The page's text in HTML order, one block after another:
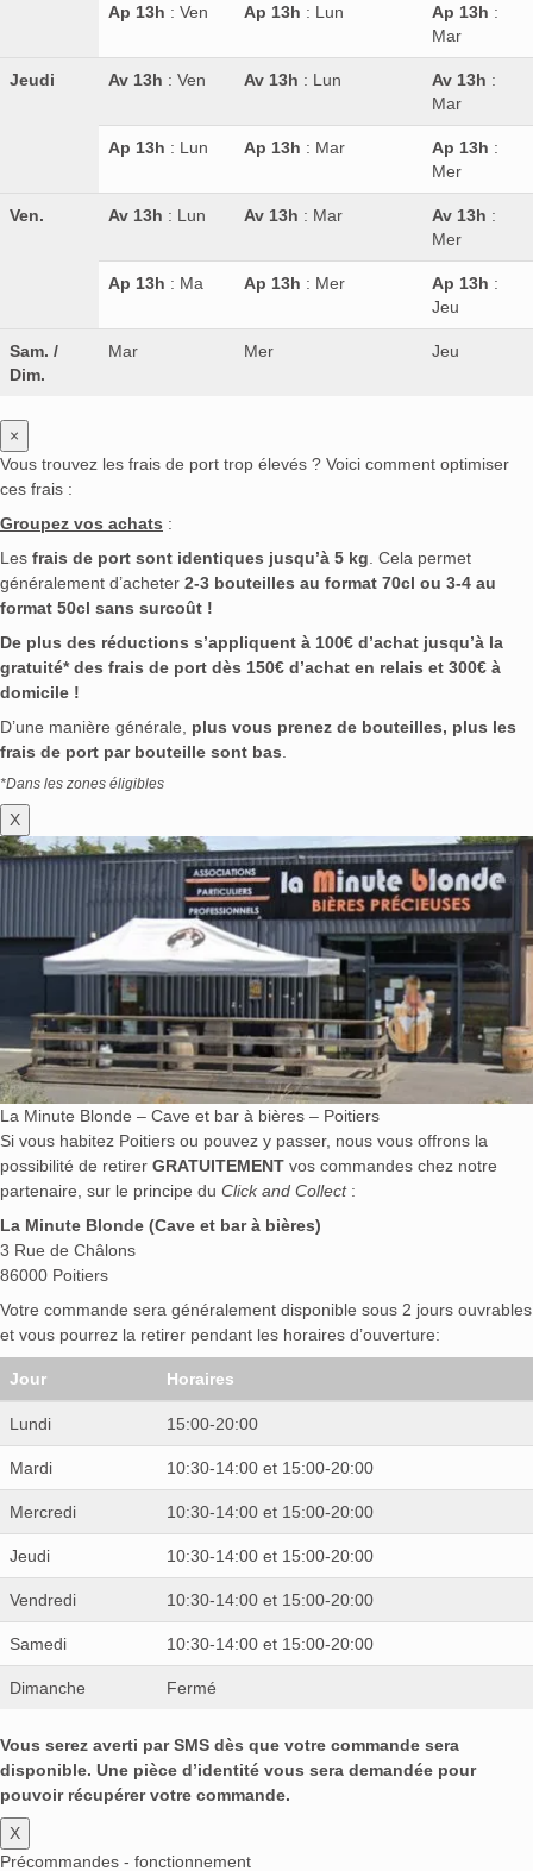
Ap 13h : Ven Ap 13h : Lun Ap 13h :
Mar
Jeudi Av 13h : Ven Av 13h : Lun Av 13h :
Mar
Ap 13h : Lun Ap 13h : Mar Ap 13h :
Mer
Ven. Av 13h : Lun Av 13h : Mar Av 13h :
Mer
Ap 13h : Ma Ap 13h : Mer Ap 13h :
Jeu
Sam. /
Dim.
Mar Mer Jeu
×
Vous trouvez les frais de port trop élevés ? Voici comment optimiser
ces frais :
Groupez vos achats :
Les frais de port sont identiques jusqu’à 5 kg. Cela permet
généralement d’acheter 2-3 bouteilles au format 70cl ou 3-4 au
format 50cl sans surcoût !
De plus des réductions s’appliquent à 100€ d’achat jusqu’à la
gratuité* des frais de port dès 150€ d’achat en relais et 300€ à
domicile !
D’une manière générale, plus vous prenez de bouteilles, plus les
frais de port par bouteille sont bas.
*Dans les zones éligibles
X
La Minute Blonde – Cave et bar à bières – Poitiers
Si vous habitez Poitiers ou pouvez y passer, nous vous offrons la
possibilité de retirer GRATUITEMENT vos commandes chez notre
partenaire, sur le principe du Click and Collect:
La Minute Blonde (Cave et bar à bières)
3 Rue de Châlons
86000 Poitiers
Votre commande sera généralement disponible sous 2 jours ouvrables
et vous pourrez la retirer pendant les horaires d’ouverture:
Jour Horaires
Lundi 15:00-20:00
Mardi 10:30-14:00 et 15:00-20:00
Mercredi 10:30-14:00 et 15:00-20:00
Jeudi 10:30-14:00 et 15:00-20:00
Vendredi 10:30-14:00 et 15:00-20:00
Samedi 10:30-14:00 et 15:00-20:00
Dimanche Fermé
Vous serez averti par SMS dès que votre commande sera
disponible. Une pièce d’identité vous sera demandée pour
pouvoir récupérer votre commande.
X
Précommandes - fonctionnement